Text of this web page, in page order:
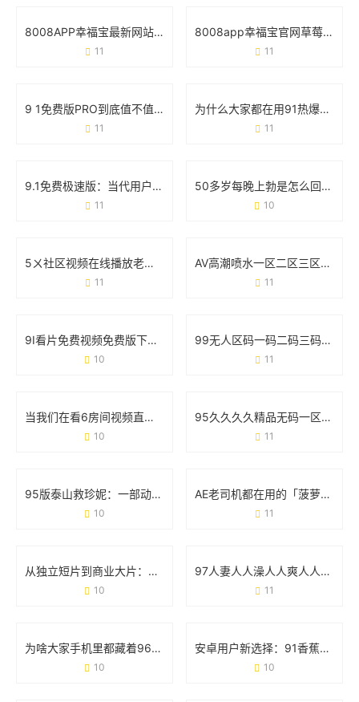
8008APP幸福宝最新网站丝瓜：如何用这款工具找到你的快乐星球？
11
8008app幸福宝官网草莓视频免费：如何安全解锁观影新姿势？
11
9 1免费版PRO到底值不值得下载？这些细节必须看
11
为什么大家都在用91热爆app官网版？这些功能你可能还不知道
11
9.1免费极速版：当代用户的效率神器还是营销噱头？
11
50多岁每晚上勃是怎么回事？医生解读真实原因和应对方案
10
5ㄨ社区视频在线播放老司机版：为什么它成了用户找资源的“万能钥匙”？
11
AV高潮喷水一区二区三区：真实体验与用户争议全记录
11
9I看片免费视频免费版下载：高清影视资源一网打尽
10
99无人区码一码二码三码四码：藏在代码里的秘密与挑战
11
当我们在看6房间视频直播在线观看污版时 到底在看什么？
10
95久久久久精品无码一区二区：用户需求与资源分类的实战观察
11
95版泰山救珍妮：一部动画经典的冒险与情感密码
10
AE老司机都在用的「菠萝蜜免费版」，到底有什么魔力？
11
从独立短片到商业大片：解码9I电影制作厂的爆款基因
10
97人妻人人澡人人爽人人澡人人学生：一场关于符号与现实的碰撞
11
为啥大家手机里都藏着9612黄桃视频iOS？看完这几点你就懂了
10
安卓用户新选择：91香蕉app破解版免次数福利版体验报告
10